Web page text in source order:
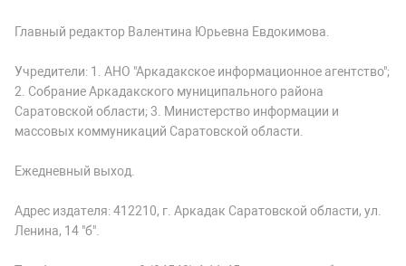
Главный редактор Валентина Юрьевна Евдокимова.
Учредители: 1. АНО "Аркадакское информационное агентство";
2. Собрание Аркадакского муниципального района
Саратовской области; 3. Министерство информации и
массовых коммуникаций Саратовской области.
Ежедневный выход.
Адрес издателя: 412210, г. Аркадак Саратовской области, ул.
Ленина, 14 "б".